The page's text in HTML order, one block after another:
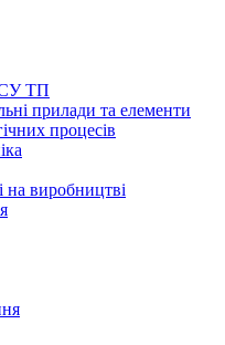
ТП
прилади та елементи
процесів
на виробництві